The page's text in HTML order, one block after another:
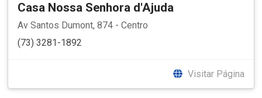
Casa Nossa Senhora d'Ajuda
Av Santos Dumont, 874 - Centro
(73) 3281-1892
Visitar Página